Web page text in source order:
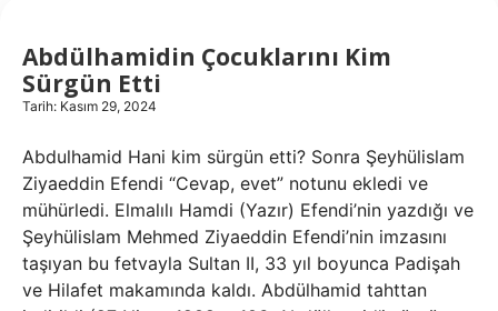
Abdülhamidin Çocuklarını Kim
Sürgün Etti
Tarih: Kasım 29, 2024
Abdulhamid Hani kim sürgün etti? Sonra Şeyhülislam
Ziyaeddin Efendi “Cevap, evet” notunu ekledi ve
mühürledi. Elmalılı Hamdi (Yazır) Efendi’nin yazdığı ve
Şeyhülislam Mehmed Ziyaeddin Efendi’nin imzasını
taşıyan bu fetvayla Sultan II, 33 yıl boyunca Padişah
ve Hilafet makamında kaldı. Abdülhamid tahttan